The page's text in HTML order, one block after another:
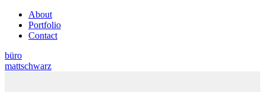
About
Portfolio
Contact
büro
mattschwarz